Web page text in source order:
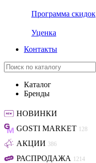
Программа скидок
Уценка
Контакты
Каталог
Бренды
НОВИНКИ
GOSTI MARKET 128
АКЦИИ 386
РАСПРОДАЖА 1214